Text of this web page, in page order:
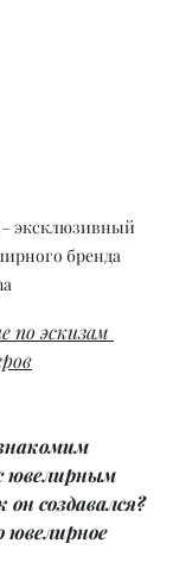
эксклюзивный
бренда
по эскизам
ювелирным
создавался?
ювелирное